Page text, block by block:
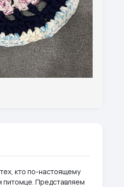
кто по-настоящему
питомце. Представляем